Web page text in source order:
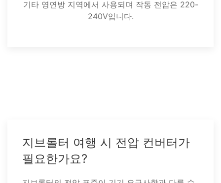
기타 영연방 지역에서 사용되며 작동 전압은 220-
240V입니다.
지브롤터 여행 시 전압 컨버터가
필요한가요?